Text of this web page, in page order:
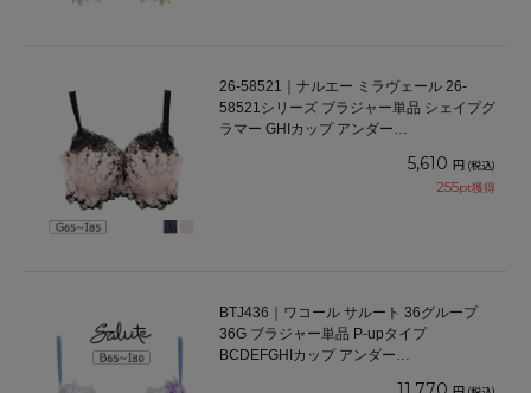
26-58521｜ナルエー ミラヴェール 26-
58521シリーズ ブラジャー単品 シェイプグ
ラマー GHIカップ アンダー
5,610 円 (税込)
255pt獲得
BTJ436｜ワコール サルート 36グループ
36G ブラジャー単品 P-upタイプ
BCDEFGHIカップ アンダー